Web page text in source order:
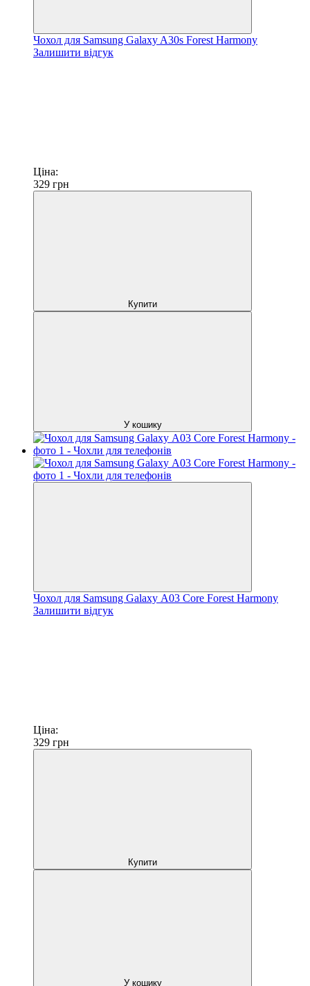
Чохол для Samsung Galaxy A30s Forest Harmony
Залишити відгук
Ціна:
329 грн
Купити
У кошику
Чохол для Samsung Galaxy А03 Core Forest Harmony
Залишити відгук
Ціна:
329 грн
Купити
У кошику